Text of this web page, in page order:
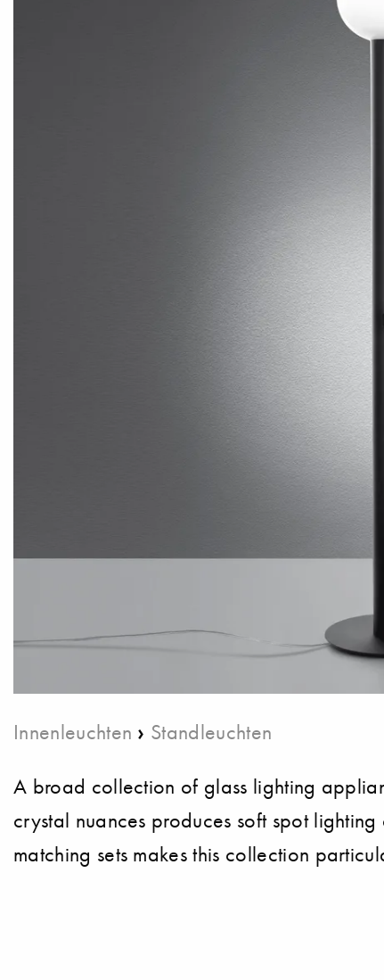
Innenleuchten › Standleuchten
A broad collection of glass lighting
crystal nuances produces soft spot
matching sets makes this collection